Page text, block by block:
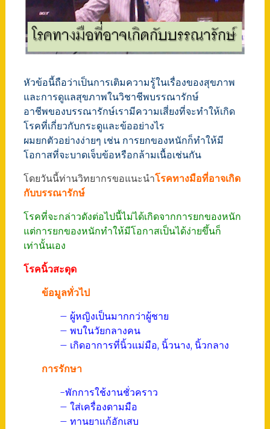
หัวข้อนี้ถือว่าเป็นการเติมความรู้ในเรื่องของสุขภาพ
และการดูแลสุขภาพในวิชาชีพบรรณารักษ์
อาชีพของบรรณารักษ์เรามีความเสี่ยงที่จะทำให้เกิด
โรคที่เกี่ยวกับกระดูและข้ออย่างไร
ผมยกตัวอย่างง่ายๆ เช่น การยกของหนักก็ทำให้มี
โอกาสที่จะบาดเจ็บข้อหรือกล้ามเนื้อเช่นกัน
โดยวันนี้ท่านวิทยากรขอแนะนำโรคทางมือที่อาจเกิด
กับบรรณารักษ์
โรคที่จะกล่าวดังต่อไปนี้ไม่ได้เกิดจากการยกของหนัก
แต่การยกของหนักทำให้มีโอกาสเป็นได้ง่ายขึ้นก็
เท่านั้นเอง
โรคนิ้วสะดุด
ข้อมูลทั่วไป
– ผู้หญิงเป็นมากกว่าผู้ชาย
– พบในวัยกลางคน
– เกิดอาการที่นิ้วแม่มือ, นิ้วนาง, นิ้วกลาง
การรักษา
-พักการใช้งานชั่วคราว
– ใส่เครื่องดามมือ
– ทานยาแก้อักเสบ